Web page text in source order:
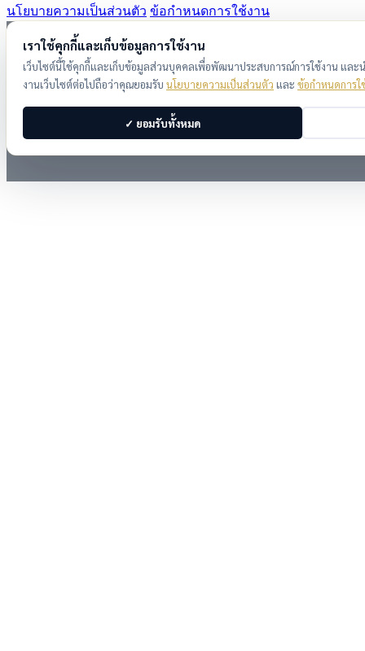
นโยบายความเป็นส่วนตัว ข้อกำหนดการใช้งาน
เราใช้คุกกี้และเก็บข้อมูลการใช้งาน
เว็บไซต์นี้ใช้คุกกี้และเก็บข้อมูลส่วนบุคคลเพื่อพัฒนาประสบการณ์การใช้งาน และ
งานเว็บไซต์ต่อไปถือว่าคุณยอมรับ นโยบายความเป็นส่วนตัว และ ข้อกำหนดการใ
✓ ยอมรับทั้งหมด